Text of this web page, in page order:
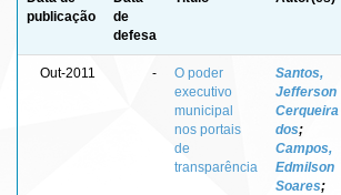
publicação
de
defesa
Out-2011 -
O poder
executivo
municipal
nos portais
de
transparência
Santos,
Jefferson
Cerqueira
dos;
Campos,
Edmilson
Soares;